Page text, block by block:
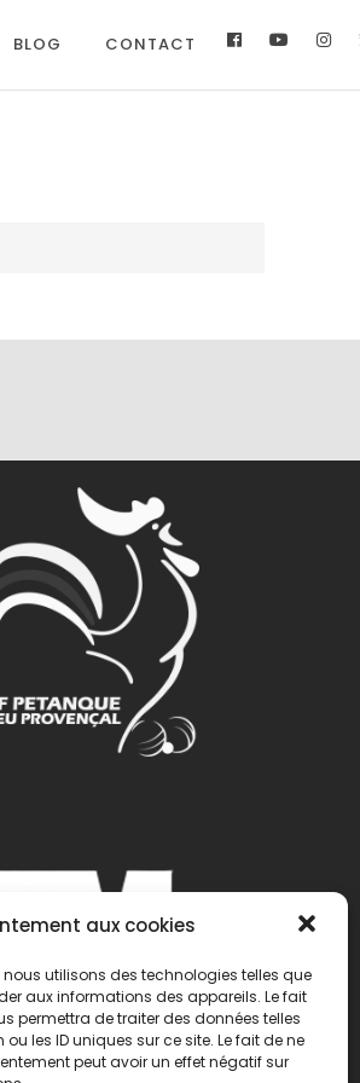
aux cookies
nous utilisons des technologies telles que
aux informations des appareils. Le fait
permettra de traiter des données telles
les ID uniques sur ce site. Le fait de ne
peut avoir un effet négatif sur
BLOG CONTACT